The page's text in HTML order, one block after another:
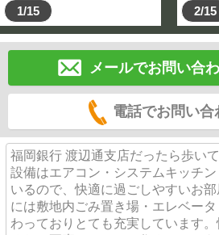
1/15 2/15
メールでお問い合
電話でお問い合
福岡銀行 渡辺通支店だったら歩い
設備はエアコン・システムキッチ
いるので、快適に過ごしやすいお
には敷地内ごみ置き場・エレベー
わっておりとても充実しています